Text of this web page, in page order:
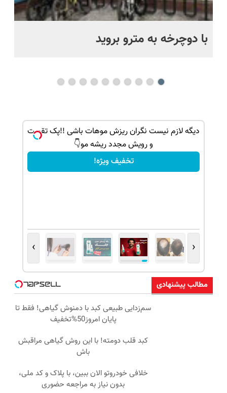
با دوچرخه به مترو بروید
دیگه لازم نیست نگران ریزش موهات باشی !!پک تقویت
و رویش مجدد ریشه مو👇
تخفیف ویژه!
‹
›
مطالب پیشنهادی
سم‌زدایی طبیعی کبد با دمنوش گیاهی! فقط تا
پایان امروز50%تخفیف
کبد قلب دومته! با این روش گیاهی مراقبش
باش
خلافی خودروتو الان ببین، با پلاک و کد ملی،
بدون نیاز به مراجعه حضوری